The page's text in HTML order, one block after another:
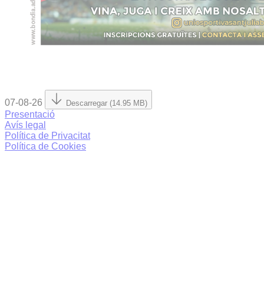
07-08-26 Descarregar (14.95 MB)
Presentació
Avís legal
Política de Privacitat
Política de Cookies